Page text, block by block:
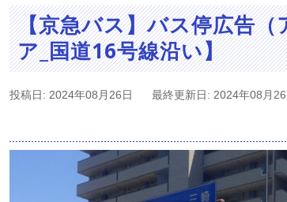
【京急バス】バス停広告
ア_国道16号線沿い】
投稿日: 2024年08月26日 最終更新日: 2024年08月26